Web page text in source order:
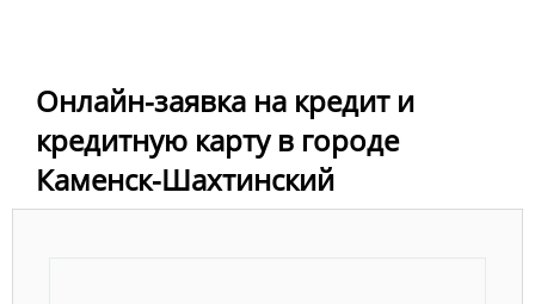
Онлайн-заявка на кредит и
кредитную карту в городе
Каменск-Шахтинский